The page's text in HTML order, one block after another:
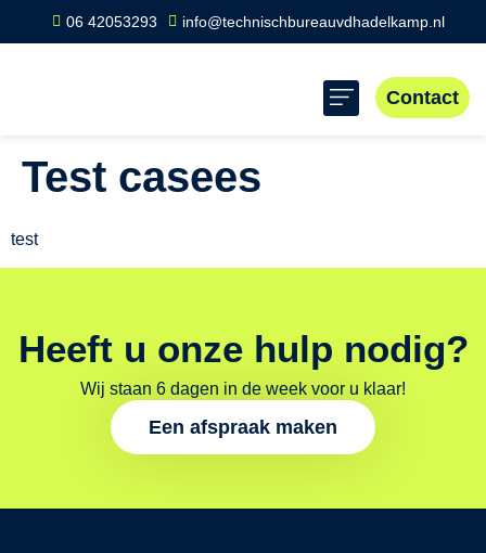
06 42053293 info@technischbureauvdhadelkamp.nl
Contact
Test casees
test
Heeft u onze hulp nodig?
Wij staan 6 dagen in de week voor u klaar!
Een afspraak maken